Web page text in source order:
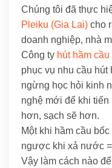
Chúng tôi đã thực
Pleiku (Gia Lai) cho
doanh nghiệp, nhà
Công ty hút hầm
phục vụ nhu cầu hút
ngừng học hỏi kinh
nghệ mới để khi
hơn, sạch sẽ hơn.
Một khi hầm cầu
ngược khi xả nước
Vậy làm cách nào